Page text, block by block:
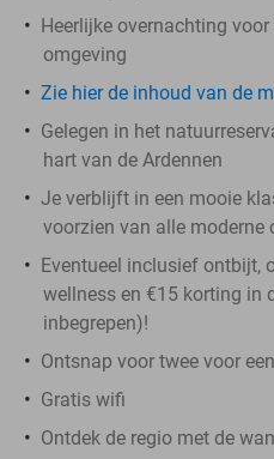
Heerlijke overnachting
omgeving
Zie hier de inhoud van de
Gelegen in het
hart van de Ardennen
Je verblijft in een mooie
voorzien van alle moderne
Eventueel inclusief ontbijt,
wellness en €15 korting in
inbegrepen)!
Ontsnap voor twee voor
Gratis wifi
Ontdek de regio met de